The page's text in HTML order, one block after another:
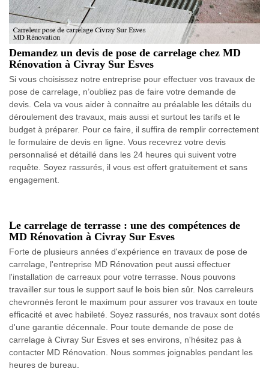
Demandez un devis de pose de carrelage chez MD
Rénovation à Civray Sur Esves
Si vous choisissez notre entreprise pour effectuer vos travaux de
pose de carrelage, n’oubliez pas de faire votre demande de
devis. Cela va vous aider à connaitre au préalable les détails du
déroulement des travaux, mais aussi et surtout les tarifs et le
budget à préparer. Pour ce faire, il suffira de remplir correctement
le formulaire de devis en ligne. Vous recevrez votre devis
personnalisé et détaillé dans les 24 heures qui suivent votre
requête. Soyez rassurés, il vous est offert gratuitement et sans
engagement.
Le carrelage de terrasse : une des compétences de
MD Rénovation à Civray Sur Esves
Forte de plusieurs années d'expérience en travaux de pose de
carrelage, l'entreprise MD Rénovation peut aussi effectuer
l'installation de carreaux pour votre terrasse. Nous pouvons
travailler sur tous le support sauf le bois bien sûr. Nos carreleurs
chevronnés feront le maximum pour assurer vos travaux en toute
efficacité et avec habileté. Soyez rassurés, nos travaux sont dotés
d'une garantie décennale. Pour toute demande de pose de
carrelage à Civray Sur Esves et ses environs, n'hésitez pas à
contacter MD Rénovation. Nous sommes joignables pendant les
heures de bureau.